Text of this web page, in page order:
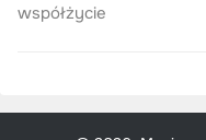
współżycie